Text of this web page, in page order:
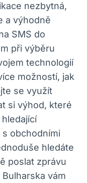
nezbytná,
a ⁣výhodně​
SMS do
při výběru
technologií
možností, jak
se využít
si výhod, které
obchodními
hledáte⁣
poslat zprávu
vám